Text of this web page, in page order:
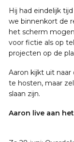
Hij had eindelijk
we binnenkort de
het scherm
voor fictie als op
projecten op de
Aaron kijkt uit
te hosten, maar
slaan zijn.
Aaron live aan